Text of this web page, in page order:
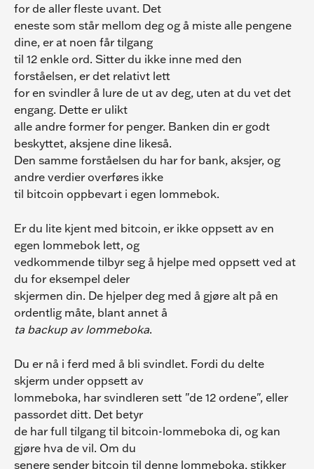
for de aller fleste uvant. Det
eneste som står mellom deg og å miste alle pengene
dine, er at noen får tilgang
til 12 enkle ord. Sitter du ikke inne med den
forståelsen, er det relativt lett
for en svindler å lure de ut av deg, uten at du vet det
engang. Dette er ulikt
alle andre former for penger. Banken din er godt
beskyttet, aksjene dine likeså.
Den samme forståelsen du har for bank, aksjer, og
andre verdier overføres ikke
til bitcoin oppbevart i egen lommebok.
Er du lite kjent med bitcoin, er ikke oppsett av en
egen lommebok lett, og
vedkommende tilbyr seg å hjelpe med oppsett ved at
du for eksempel deler
skjermen din. De hjelper deg med å gjøre alt på en
ordentlig måte, blant annet å
ta backup av lommeboka.
Du er nå i ferd med å bli svindlet. Fordi du delte
skjerm under oppsett av
lommeboka, har svindleren sett "de 12 ordene", eller
passordet ditt. Det betyr
de har full tilgang til bitcoin-lommeboka di, og kan
gjøre hva de vil. Om du
senere sender bitcoin til denne lommeboka, stikker